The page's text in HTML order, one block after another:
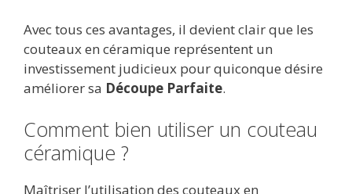
Avec tous ces avantages, il devient clair que les
couteaux en céramique représentent un
investissement judicieux pour quiconque désire
améliorer sa Découpe Parfaite.
Comment bien utiliser un couteau
céramique ?
Maîtriser l’utilisation des couteaux en